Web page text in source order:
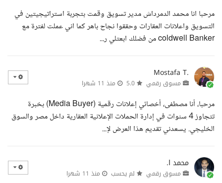
مرحبا انا محمد الدمرداش مدير تسويق وقمت بتجربة استراتيجيتين في
التسويق واعلانات العقارات وحققوا نجاح باهر كما اني عملت لفترة مع
coldwell Banker من فضلك ابعتلي ر...
Mostafa T.
مسوق رقمي منذ 11 شهرا
مرحبا، أنا مصطفى، أخصائي إعلانات رقمية (Media Buyer) بخبرة
تتجاوز 4 سنوات في إدارة الحملات الإعلانية العقارية داخل مصر والسوق
الخليجي. يسعدني تقديم هذا العرض لإ...
محمد ا.
مسوق رقمي لم يحسب منذ 11 شهرا